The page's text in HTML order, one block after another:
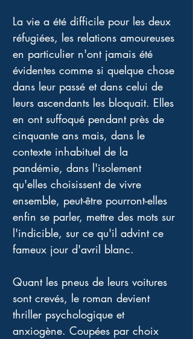
La vie a été difficile pour les deux
réfugiées, les relations amoureuses
en particulier n'ont jamais été
évidentes comme si quelque chose
dans leur passé et dans celui de
leurs ascendants les bloquait. Elles
en ont suffoqué pendant près de
cinquante ans mais, dans le
contexte inhabituel de la
pandémie, dans l'isolement
qu'elles choisissent de vivre
ensemble, peut-être pourront-elles
enfin se parler, mettre des mots sur
l'indicible, sur ce qu'il advint ce
fameux jour d'avril blanc.
Quant les pneus de leurs voitures
sont crevés, le roman devient
thriller psychologique et
anxiogène. Coupées par choix